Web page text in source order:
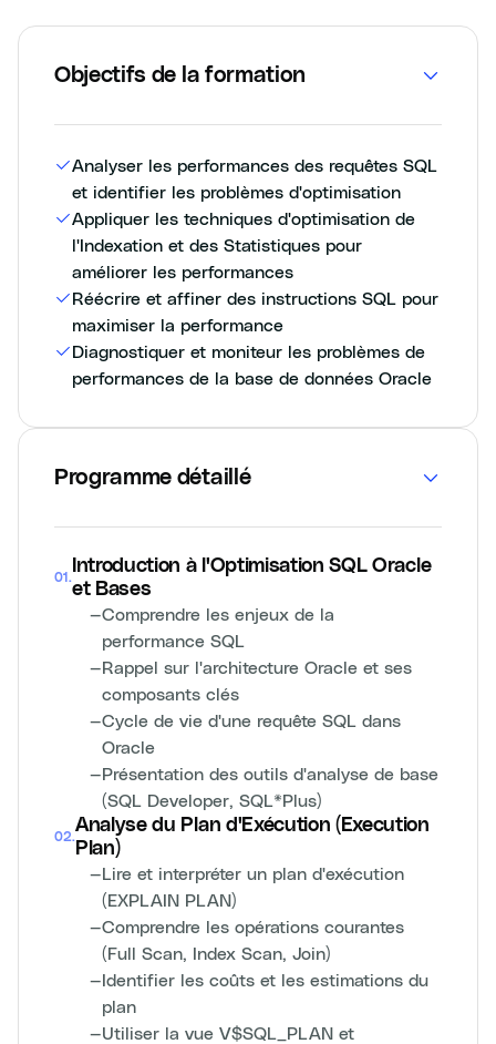
Objectifs de la formation
Analyser les performances des requêtes SQL
et identifier les problèmes d'optimisation
Appliquer les techniques d'optimisation de
l'Indexation et des Statistiques pour
améliorer les performances
Réécrire et affiner des instructions SQL pour
maximiser la performance
Diagnostiquer et moniteur les problèmes de
performances de la base de données Oracle
Programme détaillé
01 .
Introduction à l'Optimisation SQL Oracle
et Bases
—Comprendre les enjeux de la
performance SQL
—Rappel sur l'architecture Oracle et ses
composants clés
—Cycle de vie d'une requête SQL dans
Oracle
—Présentation des outils d'analyse de base
(SQL Developer, SQL*Plus)
02.
Analyse du Plan d'Exécution (Execution
Plan)
—Lire et interpréter un plan d'exécution
(EXPLAIN PLAN)
—Comprendre les opérations courantes
(Full Scan, Index Scan, Join)
—Identifier les coûts et les estimations du
plan
—Utiliser la vue V$SQL_PLAN et